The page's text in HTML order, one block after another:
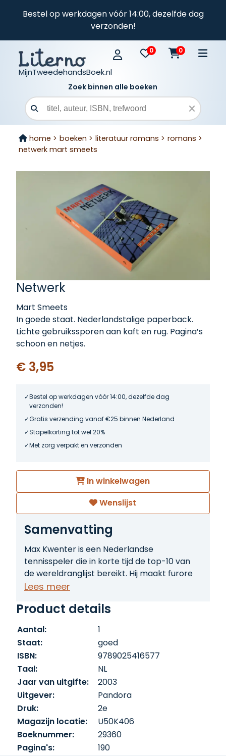
Bestel op werkdagen vóór 14:00, dezelfde dag
verzonden!
MijnTweedehandsBoek.nl
0 0
Zoek binnen alle boeken
Zoekveld
home > boeken > literatuur romans > romans >
netwerk mart smeets
Netwerk
Mart Smeets
In goede staat. Nederlandstalige paperback.
Lichte gebruikssporen aan kaft en rug. Pagina’s
schoon en netjes.
€ 3,95
Bestel op werkdagen vóór 14:00, dezelfde dag
verzonden!
Gratis verzending vanaf €25 binnen Nederland
Stapelkorting tot wel 20%
Met zorg verpakt en verzonden
In winkelwagen
Wenslijst
Samenvatting
Max Kwenter is een Nederlandse
tennisspeler die in korte tijd de top-10 van
de wereldranglijst bereikt. Hij maakt furore
met zijn manier van spelen en zijn opvallend
een vrouw uit de top van de internationale
een chaos. Te meer omdat het gerucht
gaat dat hij betrapt is op het gebruik van
nandrolon. Tegen de tijd dat Kwenter
nummer 1 van de wereld kan worden, zit hij
flink in de problemen. Alles komt samen
tijdens de US Open. Kan hij de druk aan? Hoe
moet het verder met de vele vrouwen in zijn
leven?
Lees meer
Product details
Aantal:
1
Staat:
goed
ISBN:
9789025416577
Taal:
NL
Jaar van uitgifte:
2003
Uitgever:
Pandora
Druk:
2e
Magazijn locatie:
U50K406
Boeknummer:
29360
Pagina's:
190